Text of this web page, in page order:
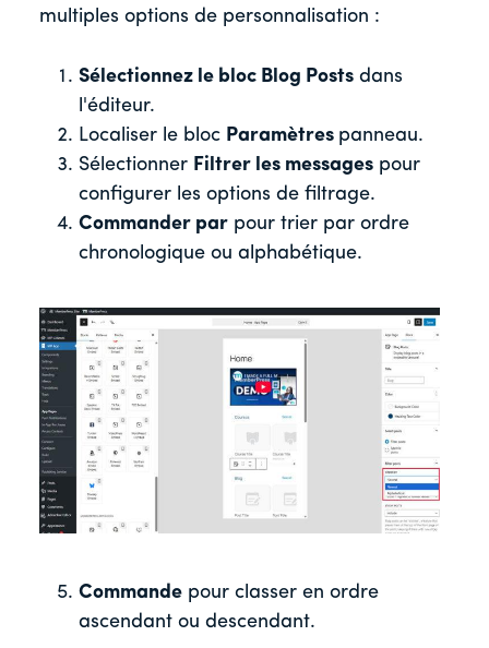
multiples options de personnalisation :
Sélectionnez le bloc Blog Posts dans
l'éditeur.
Localiser le bloc Paramètres panneau.
Sélectionner Filtrer les messages pour
configurer les options de filtrage.
Commander par pour trier par ordre
chronologique ou alphabétique.
Commande pour classer en ordre
ascendant ou descendant.